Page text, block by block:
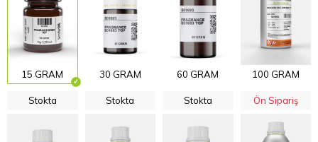
15 GRAM 30 GRAM 60 GRAM 100 GRAM
Stokta Stokta Stokta Ön Sipariş